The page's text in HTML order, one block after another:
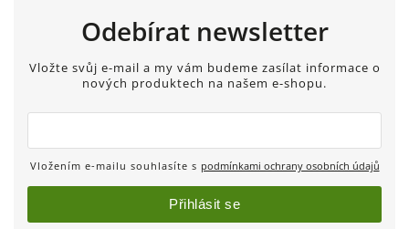
Odebírat newsletter
Vložte svůj e-mail a my vám budeme zasílat informace o
nových produktech na našem e-shopu.
Vložením e-mailu souhlasíte s podmínkami ochrany osobních údajů
Přihlásit se